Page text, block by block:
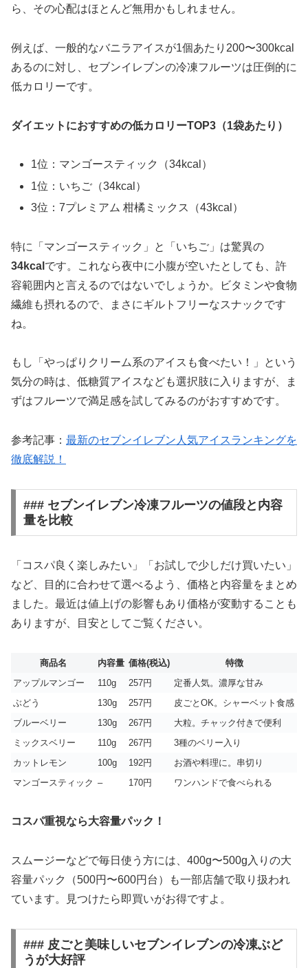
ら、その心配はほとんど無用かもしれません。
例えば、一般的なバニラアイスが1個あたり200〜300kcal
あるのに対し、セブンイレブンの冷凍フルーツは圧倒的に
低カロリーです。
ダイエットにおすすめの低カロリーTOP3（1袋あたり）
1位：マンゴースティック（34kcal）
1位：いちご（34kcal）
3位：7プレミアム 柑橘ミックス（43kcal）
特に「マンゴースティック」と「いちご」は驚異の
34kcal です。これなら夜中に小腹が空いたとしても、許
容範囲内と言えるのではないでしょうか。ビタミンや食物
繊維も摂れるので、まさにギルトフリーなスナックです
ね。
もし「やっぱりクリーム系のアイスも食べたい！」という
気分の時は、低糖質アイスなども選択肢に入りますが、ま
ずはフルーツで満足感を試してみるのがおすすめです。
参考記事： 最新のセブンイレブン人気アイスランキングを
徹底解説！
### セブンイレブン冷凍フルーツの値段と内容
量を比較
「コスパ良く楽しみたい」「お試しで少しだけ買いたい」
など、目的に合わせて選べるよう、価格と内容量をまとめ
ました。最近は値上げの影響もあり価格が変動することも
ありますが、目安としてご覧ください。
商品名 内容量 価格(税込)
特徴
アップルマンゴー
110g 257円
定番人気。濃厚な甘み
ぶどう
130g 257円
皮ごとOK。シャーベット食感
ブルーベリー
130g 267円
大粒。チャック付きで便利
ミックスベリー
110g 267円
3種のベリー入り
カットレモン
100g 192円
お酒や料理に。串切り
マンゴースティック – 170円 ワンハンドで食べられる
コスパ重視なら大容量パック！
スムージーなどで毎日使う方には、400g〜500g入りの大
容量パック（500円〜600円台）も一部店舗で取り扱われ
ています。見つけたら即買いがお得ですよ。
### 皮ごと美味しいセブンイレブンの冷凍ぶど
うが大好評